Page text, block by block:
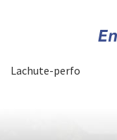
Lachute-perfo